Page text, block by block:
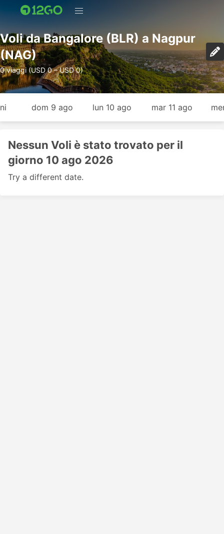
Voli da Bangalore (BLR) a Nagpur
(NAG)
0 viaggi (USD 0 – USD 0)
dom 9 ago lun 10 ago mar 11 ago
Nessun Voli è stato trovato per il
giorno 10 ago 2026
Try a different date.